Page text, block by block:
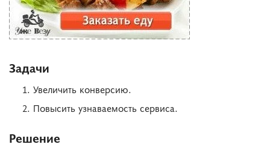
Задачи
Увеличить конверсию.
Повысить узнаваемость сервиса.
Решение